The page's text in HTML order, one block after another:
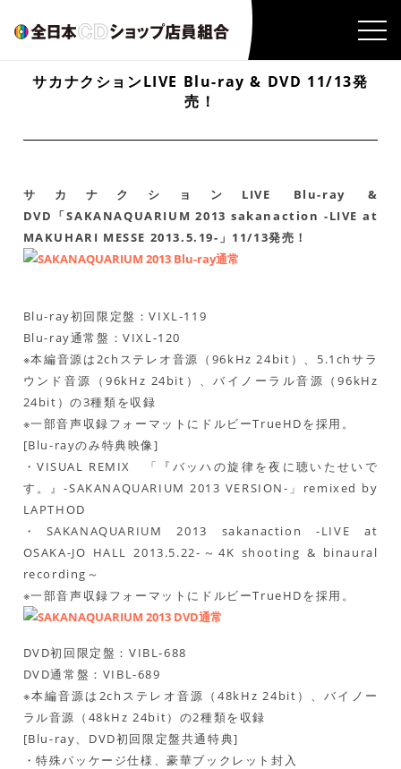
サカナクションLIVE Blu-ray & DVD 11/13発
売！
サカナクションLIVE Blu-ray &
DVD「SAKANAQUARIUM 2013 sakanaction -LIVE at
MAKUHARI MESSE 2013.5.19-」11/13発売！
Blu-ray初回限定盤：VIXL-119
Blu-ray通常盤：VIXL-120
※本編音源は2chステレオ音源（96kHz 24bit）、5.1chサラ
ウンド音源（96kHz 24bit）、バイノーラル音源（96kHz
24bit）の3種類を収録
※一部音声収録フォーマットにドルビーTrueHDを採用。
[Blu-rayのみ特典映像]
・VISUAL REMIX 「『バッハの旋律を夜に聴いたせいで
す。』-SAKANAQUARIUM 2013 VERSION-」remixed by
LAPTHOD
・SAKANAQUARIUM 2013 sakanaction -LIVE at
OSAKA-JO HALL 2013.5.22-～4K shooting & binaural
recording～
※一部音声収録フォーマットにドルビーTrueHDを採用。
DVD初回限定盤：VIBL-688
DVD通常盤：VIBL-689
※本編音源は2chステレオ音源（48kHz 24bit）、バイノー
ラル音源（48kHz 24bit）の2種類を収録
[Blu-ray、DVD初回限定盤共通特典]
・特殊パッケージ仕様、豪華ブックレット封入